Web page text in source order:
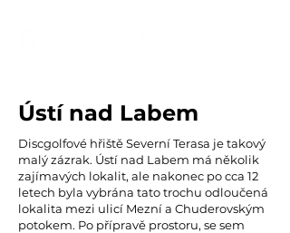
Ústí nad Labem
Discgolfové hřiště Severní Terasa je takový
malý zázrak. Ústí nad Labem má několik
zajímavých lokalit, ale nakonec po cca 12
letech byla vybrána tato trochu odloučená
lokalita mezi ulicí Mezní a Chuderovským
potokem. Po přípravě prostoru, se sem